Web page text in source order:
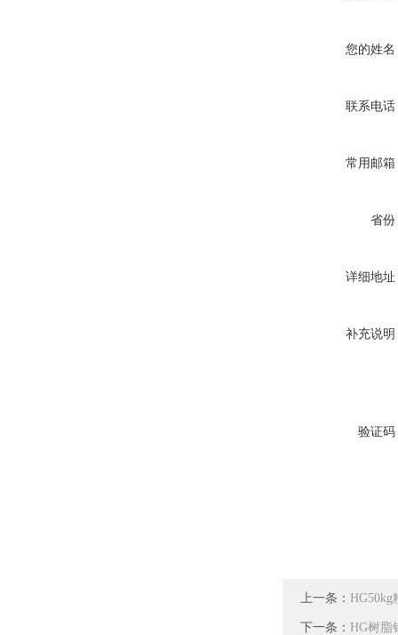
您的姓名
联系电话
常用邮箱
省份
详细地址
补充说明
验证码
上一条：
下一条： HG树脂